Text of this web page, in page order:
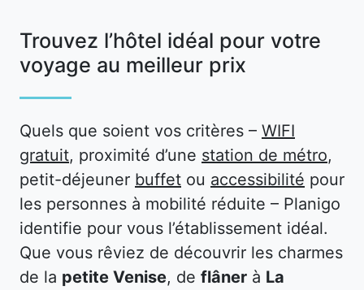
Trouvez l’hôtel idéal pour votre
voyage au meilleur prix
Quels que soient vos critères – WIFI
gratuit, proximité d’une station de métro,
petit-déjeuner buffet ou accessibilité pour
les personnes à mobilité réduite – Planigo
identifie pour vous l’établissement idéal.
Que vous rêviez de découvrir les charmes
de la petite Venise, de flâner à La